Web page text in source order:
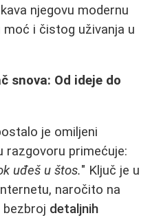
njegovu modernu
moć i čistog uživanja u
snova: Od ideje do
je omiljeni
razgovoru primećuje:
uđeš u štos." Ključ je u
naročito na
detaljnih